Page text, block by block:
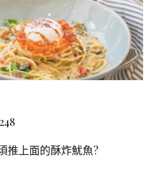
推上面的酥炸魷魚?